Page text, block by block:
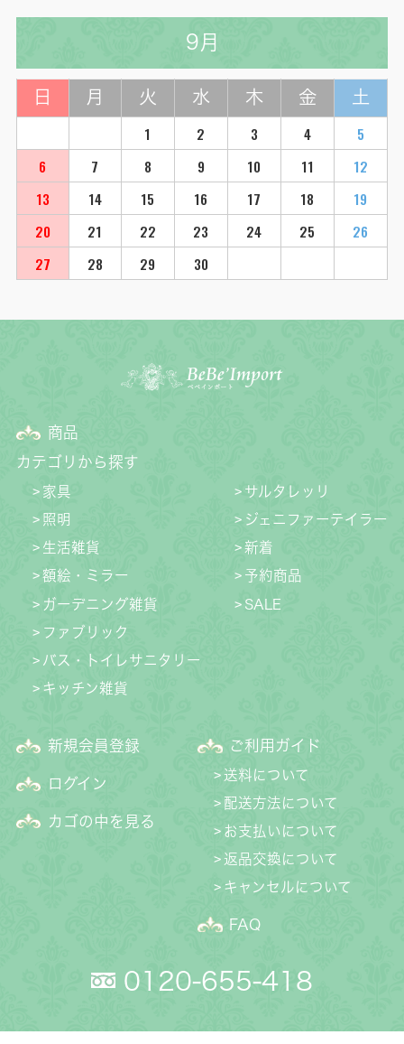
9月
日 月 火 水 木 金 土
1 2 3 4
5
6
7 8 9 10 11
12
13
14 15 16 17 18
19
20
21 22 23 24 25
26
27
28 29 30
商品
カテゴリから探す
家具
照明
生活雑貨
額絵・ミラー
ガーデニング雑貨
ファブリック
バス・トイレサニタリー
キッチン雑貨
サルタレッリ
ジェニファーテイラー
新着
予約商品
SALE
新規会員登録
ログイン
カゴの中を見る
ご利用ガイド
送料について
配送方法について
お支払いについて
返品交換について
キャンセルについて
FAQ
0120-655-418